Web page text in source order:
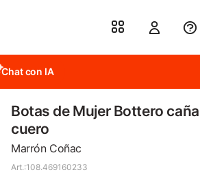
Chat con IA
Botas de Mujer Bottero
cuero
Marrón Coñac
108.469160233